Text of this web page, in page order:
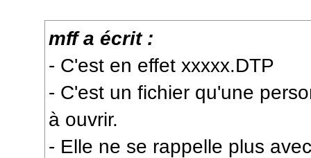
mff a écrit :
- C'est en effet xxxxx.DTP
- C'est un fichier qu'une
à ouvrir.
- Elle ne se rappelle plus